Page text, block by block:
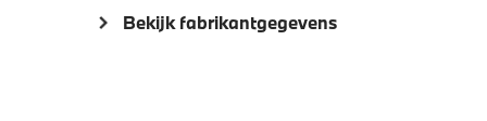
Bekijk fabrikantgegevens